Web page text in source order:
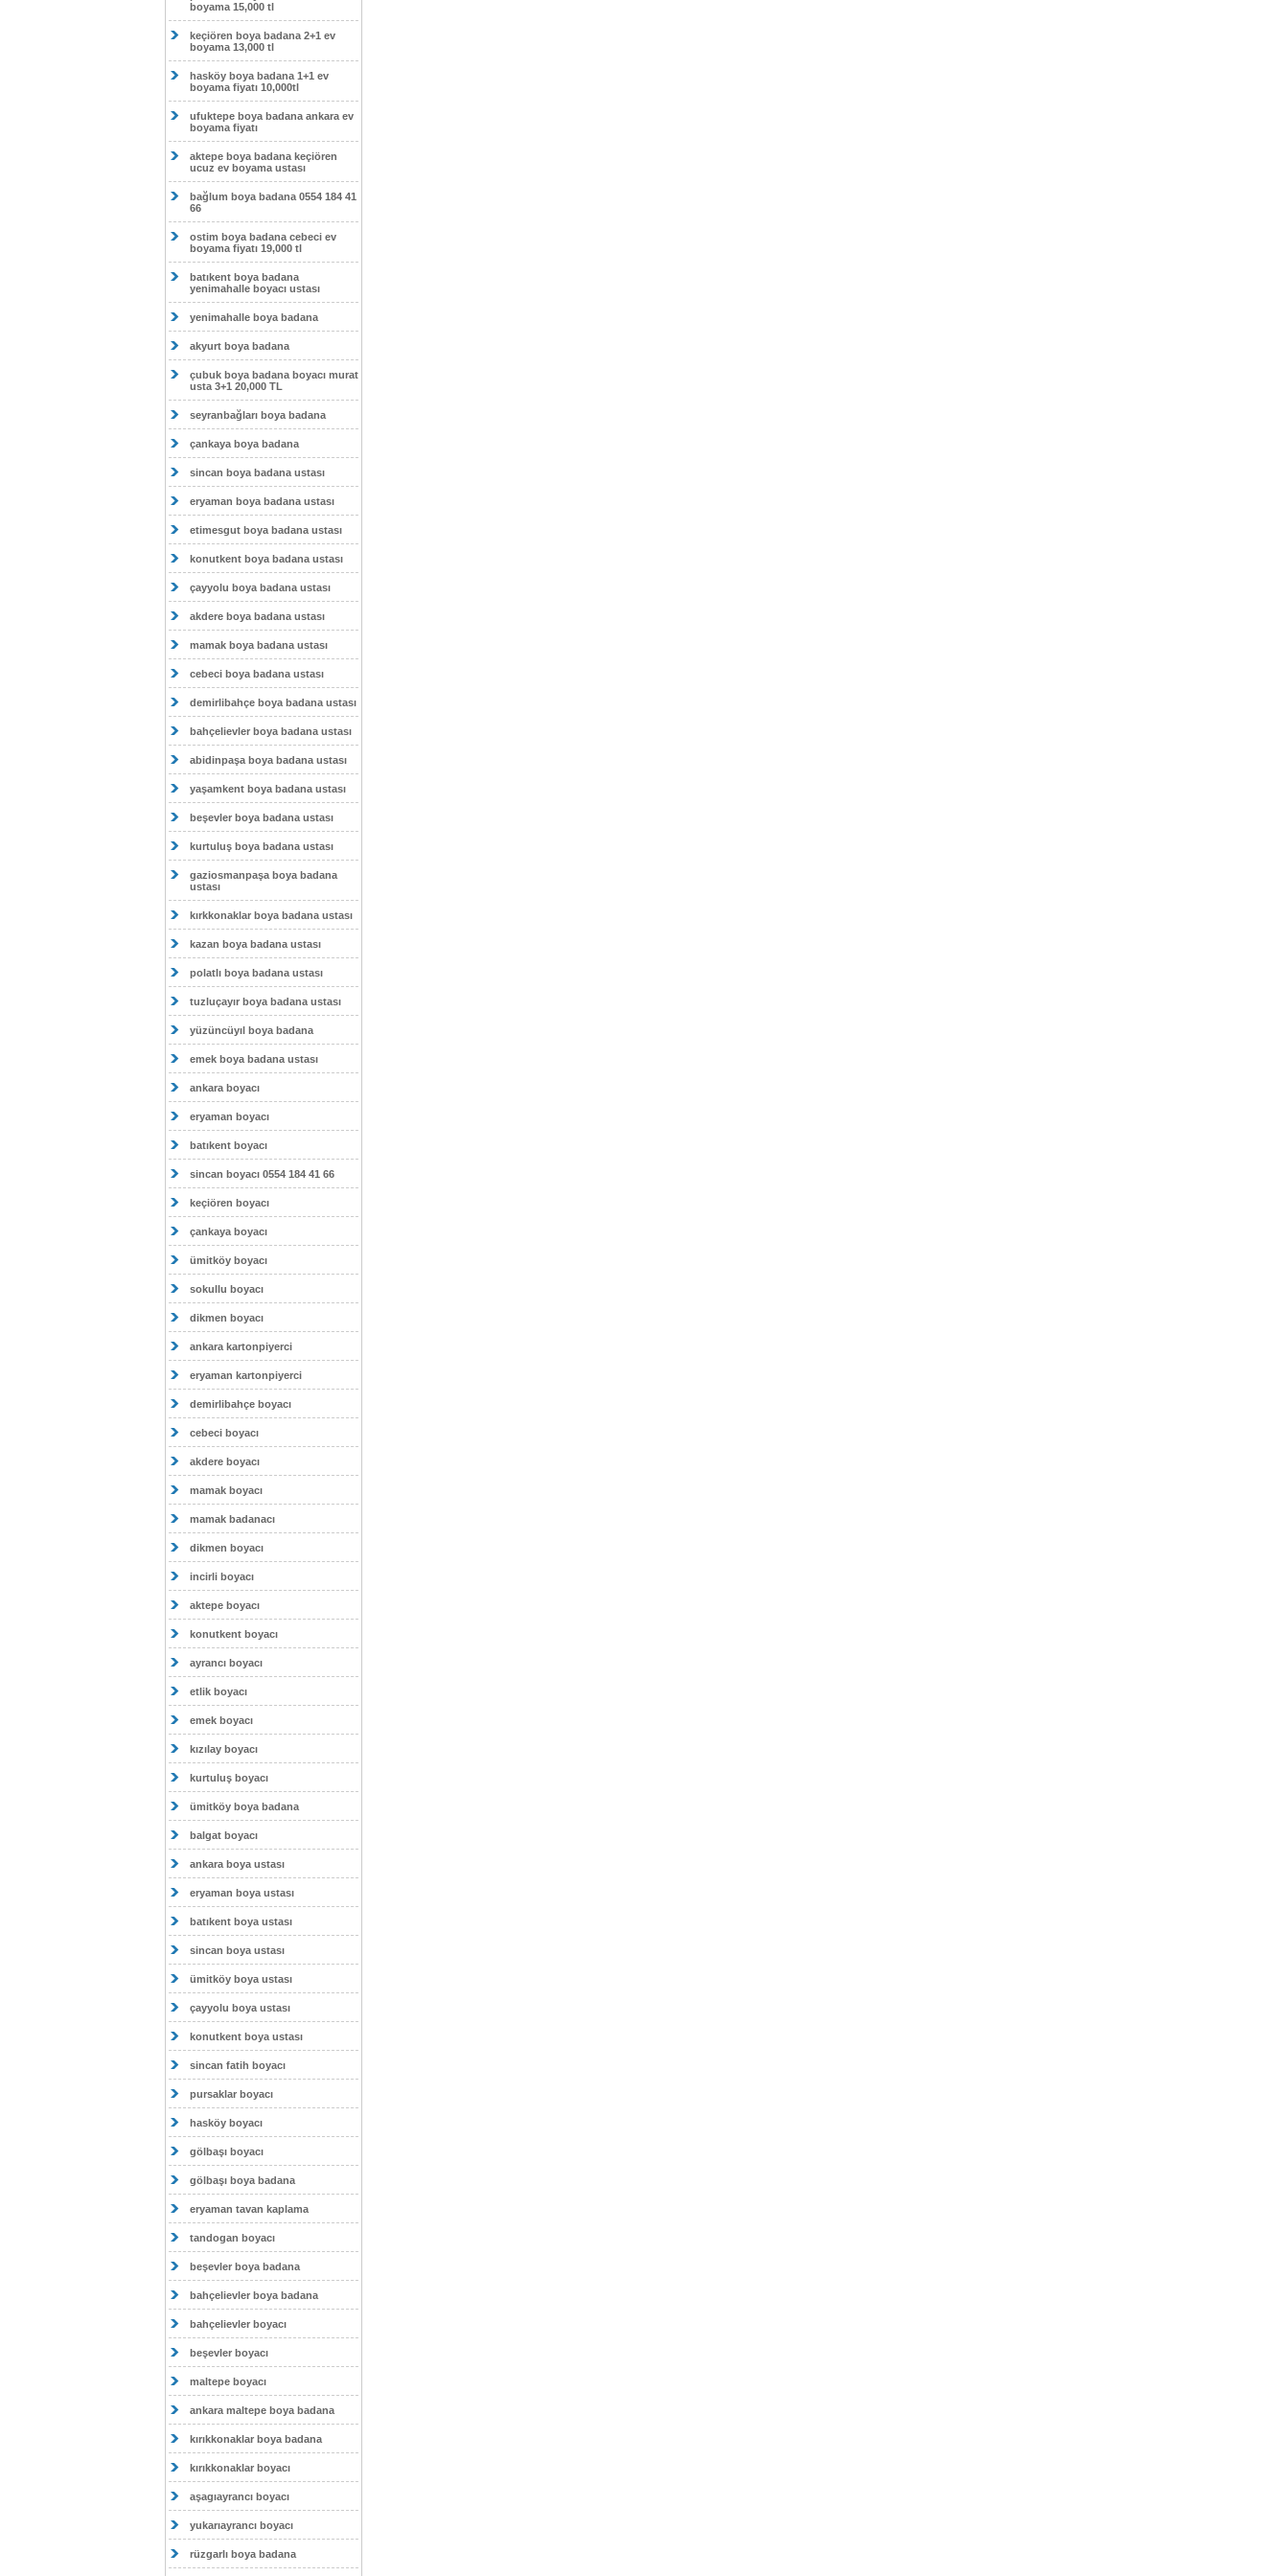
boyama 15,000 tl
keçiören boya badana 2+1 ev
boyama 13,000 tl
hasköy boya badana 1+1 ev
boyama fiyatı 10,000tl
ufuktepe boya badana ankara ev
boyama fiyatı
aktepe boya badana keçiören
ucuz ev boyama ustası
bağlum boya badana 0554 184 41
66
ostim boya badana cebeci ev
boyama fiyatı 19,000 tl
batıkent boya badana
yenimahalle boyacı ustası
yenimahalle boya badana
akyurt boya badana
çubuk boya badana boyacı murat
usta 3+1 20,000 TL
seyranbağları boya badana
çankaya boya badana
sincan boya badana ustası
eryaman boya badana ustası
etimesgut boya badana ustası
konutkent boya badana ustası
çayyolu boya badana ustası
akdere boya badana ustası
mamak boya badana ustası
cebeci boya badana ustası
demirlibahçe boya badana ustası
bahçelievler boya badana ustası
abidinpaşa boya badana ustası
yaşamkent boya badana ustası
beşevler boya badana ustası
kurtuluş boya badana ustası
gaziosmanpaşa boya badana
ustası
kırkkonaklar boya badana ustası
kazan boya badana ustası
polatlı boya badana ustası
tuzluçayır boya badana ustası
yüzüncüyıl boya badana
emek boya badana ustası
ankara boyacı
eryaman boyacı
batıkent boyacı
sincan boyacı 0554 184 41 66
keçiören boyacı
çankaya boyacı
ümitköy boyacı
sokullu boyacı
dikmen boyacı
ankara kartonpiyerci
eryaman kartonpiyerci
demirlibahçe boyacı
cebeci boyacı
akdere boyacı
mamak boyacı
mamak badanacı
dikmen boyacı
incirli boyacı
aktepe boyacı
konutkent boyacı
ayrancı boyacı
etlik boyacı
emek boyacı
kızılay boyacı
kurtuluş boyacı
ümitköy boya badana
balgat boyacı
ankara boya ustası
eryaman boya ustası
batıkent boya ustası
sincan boya ustası
ümitköy boya ustası
çayyolu boya ustası
konutkent boya ustası
sincan fatih boyacı
pursaklar boyacı
hasköy boyacı
gölbaşı boyacı
gölbaşı boya badana
eryaman tavan kaplama
tandogan boyacı
beşevler boya badana
bahçelievler boya badana
bahçelievler boyacı
beşevler boyacı
maltepe boyacı
ankara maltepe boya badana
kırıkkonaklar boya badana
kırıkkonaklar boyacı
aşagıayrancı boyacı
yukarıayrancı boyacı
rüzgarlı boya badana